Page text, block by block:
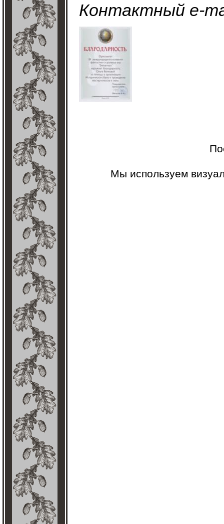
Контактный e-
Мы используем